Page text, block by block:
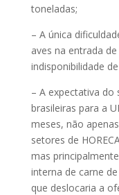
toneladas;
– A única
aves na entrada
indisponibilidade
– A expectativa do
brasileiras para a
meses, não
setores de
mas
interna de carne
que deslocaria a